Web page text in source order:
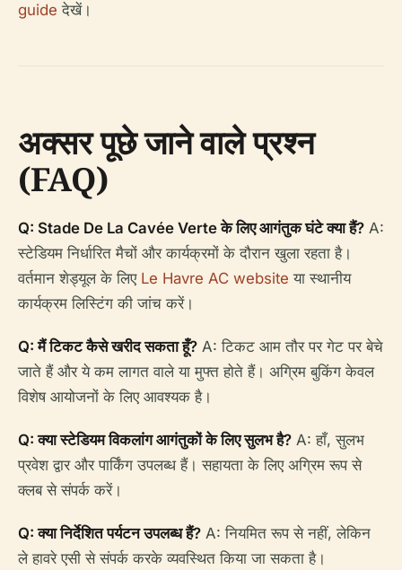
guide देखें।
अक्सर पूछे जाने वाले प्रश्न
(FAQ)
Q: Stade De La Cavée Verte के लिए आगंतुक घंटे क्या हैं? A:
स्टेडियम निर्धारित मैचों और कार्यक्रमों के दौरान खुला रहता है।
वर्तमान शेड्यूल के लिए Le Havre AC website या स्थानीय
कार्यक्रम लिस्टिंग की जांच करें।
Q: मैं टिकट कैसे खरीद सकता हूँ? A: टिकट आम तौर पर गेट पर बेचे
जाते हैं और ये कम लागत वाले या मुफ्त होते हैं। अग्रिम बुकिंग केवल
विशेष आयोजनों के लिए आवश्यक है।
Q: क्या स्टेडियम विकलांग आगंतुकों के लिए सुलभ है? A: हाँ, सुलभ
प्रवेश द्वार और पार्किंग उपलब्ध हैं। सहायता के लिए अग्रिम रूप से
क्लब से संपर्क करें।
Q: क्या निर्देशित पर्यटन उपलब्ध हैं? A: नियमित रूप से नहीं, लेकिन
ले हावरे एसी से संपर्क करके व्यवस्थित किया जा सकता है।